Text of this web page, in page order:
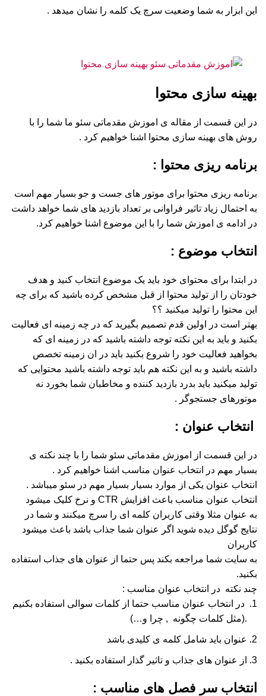
این ابزار به شما وضعیت سرچ یک کلمه را نشان میدهد .
بهینه سازی محتوا
در این قسمت از مقاله ی اموزش مقدماتی سئو ما شما را با
روش های بهینه سازی محتوا اشنا خواهیم کرد .
برنامه ریزی محتوا :
برنامه ریزی محتوا برای موتور های جست و جو بسیار مهم است
به احتمال زیاد تاثیر فراوانی بر تعداد بازدید های شما خواهد داشت
در ادامه ی اموزش شما را با این موضوع اشنا خواهیم کرد.
انتخاب موضوع :
در ابتدا برای محتوای خود باید یک موضوع انتخاب کنید و هدف
خودتان را از تولید محتوا از قبل مشخص کرده باشید که برای چه
این محتوا را تولید میکنید ؟؟
بهتر است در اولین قدم تصمیم بگیرید که در چه زمینه ای فعالیت
بکنید و باید به این نکته توجه داشته باشید که در زمینه ای که
بخواهید فعالیت خود را شروع بکنید باید در ان زمینه تخصص
داشته باشید و به این نکته هم باید توجه داشته باشید محتوایی که
تولید میکنید باید بدرد بازدید کننده و مخاطبان شما بخورد نه
موتورهای جستجوگر .
انتخاب عنوان :
در این قسمت از اموزش مقدماتی سئو شما را با چند نکته ی
بسیار مهم در انتخاب عنوان مناسب اشنا خواهیم کرد .
انتخاب عنوان یکی از موارد بسیار بسیار مهم در سئو میباشد .
انتخاب عنوان مناسب باعث افزایش CTR و نرخ کلیک میشود
به عنوان مثلا وقتی کاربران کلمه ای را سرچ میکنند و شما در
نتایج گوگل دیده شوید اگر عنوان شما جذاب باشد باعث میشود
کاربران
به سایت شما مراجعه بکند پس حتما از عنوان های جذاب استفاده
بکنید.
چند نکته در انتخاب عنوان مناسب :
در انتخاب عنوان مناسب حتما از کلمات سوالی استفاده بکنیم
.(مثل کلمات چگونه , چرا و…)
عنوان باید شامل کلمه ی کلیدی باشد
از عنوان های جذاب و تاثیر گذار استفاده بکنید .
انتخاب سر فصل های مناسب :